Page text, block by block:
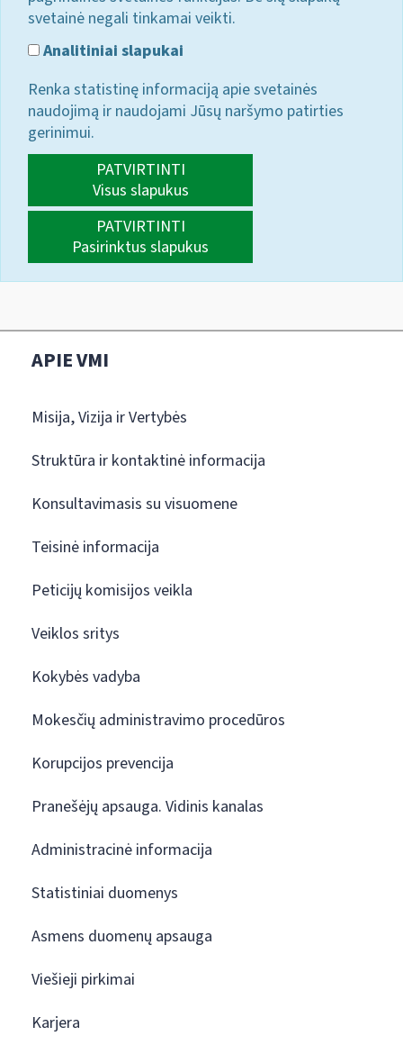
svetainė negali tinkamai veikti.
Analitiniai slapukai
Renka statistinę informaciją apie svetainės
naudojimą ir naudojami Jūsų naršymo patirties
gerinimui.
PATVIRTINTI
Visus slapukus
PATVIRTINTI
Pasirinktus slapukus
APIE VMI
Misija, Vizija ir Vertybės
Struktūra ir kontaktinė informacija
Konsultavimasis su visuomene
Teisinė informacija
Peticijų komisijos veikla
Veiklos sritys
Kokybės vadyba
Mokesčių administravimo procedūros
Korupcijos prevencija
Pranešėjų apsauga. Vidinis kanalas
Administracinė informacija
Statistiniai duomenys
Asmens duomenų apsauga
Viešieji pirkimai
Karjera